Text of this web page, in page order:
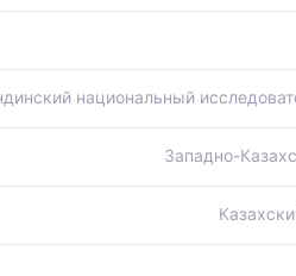
национальный
Западно-